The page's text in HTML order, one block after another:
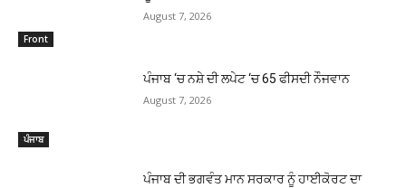
Front
August 7, 2026
ਪੰਜਾਬ
ਪੰਜਾਬ ‘ਚ ਨਸ਼ੇ ਦੀ ਲਪੇਟ ‘ਚ 65 ਫੀਸਦੀ ਨੌਜਵਾਨ
August 7, 2026
ਪੰਜਾਬ ਦੀ ਭਗਵੰਤ ਮਾਨ ਸਰਕਾਰ ਨੂੰ ਹਾਈਕੋਰਟ ਦਾ